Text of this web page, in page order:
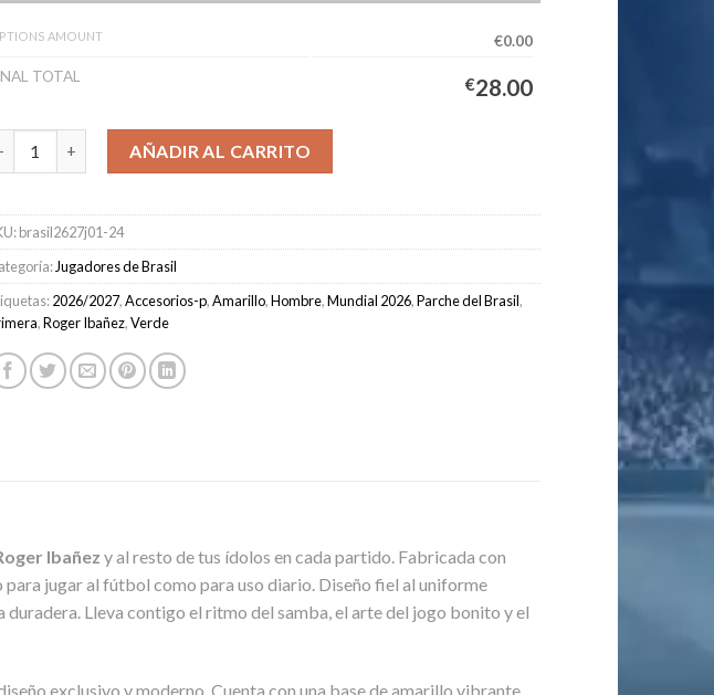
AMOUNT
€0.00
TOTAL
€28.00
Brasil Primera Equipación Hombre 2026/2027 - IBAÑEZ #24 cantidad
AÑADIR AL CARRITO
brasil2627j01-24
Jugadores de Brasil
2026/2027,Accesorios-p,Amarillo,Hombre,Mundial 2026,Parche del Brasil,
,Roger Ibañez,Verde
Ibañez y al resto de tus ídolos en cada partido. Fabricada con
jugar al fútbol como para uso diario. Diseño fiel al uniforme
Lleva contigo el ritmo del samba, el arte del jogo bonito y el
exclusivo y moderno. Cuenta con una base de amarillo vibrante,